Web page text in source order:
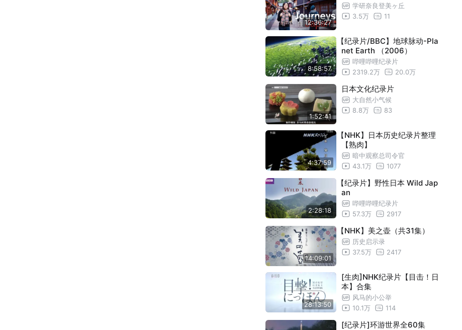
阿尔贝罗贝洛的特鲁洛建筑
卡奈马国家公园
卡拉克穆尔的古代玛雅城市和热带森林 24:55
萨雅克大草原与群湖
塞伦盖蒂国家公园 24:55
放送20周年特别节目 庞大帝国的首都 罗
马Ⅰ
放送20周年特别节目 庞大帝国的首都 罗
马Ⅱ
撒马尔罕城
英国泰晤士河之旅 24:55
塞卢斯禁猎区
要塞城市昆卡
通艾-会卡肯野生生物保护区 24:55
严岛神社
宇宙俯瞰日本Ⅰ 洋流孕育的流冰和珊瑚
宇宙俯瞰日本Ⅱ 火山孕育的白色魔境 24:55
安东尼·高迪的建筑作品
黄石国家公园
夏威夷火山国家公园 24:55
瓦莱塔古城
蒂瓦希普纳姆
非斯古城 24:55
12:36:27
学研奈良登美ヶ丘
3.5万
11
8:58:57
【纪录片/BBC】地球脉动-Pla
net Earth （2006）
哔哩哔哩纪录片
2319.2万
20.0万
1:52:41
日本文化纪录片
大自然小气候
8.8万
83
4:37:59
【NHK】日本历史纪录片整理
【熟肉】
暗中观察总司令官
43.1万
1077
2:28:18
【纪录片】野性日本 Wild Jap
an
哔哩哔哩纪录片
57.3万
2917
14:09:01
【NHK】美之壶（共31集）
历史启示录
37.5万
2417
28:13:50
[生肉]NHK纪录片【目击！日
本】合集
风马的小公举
10.1万
114
[纪录片]环游世界全60集